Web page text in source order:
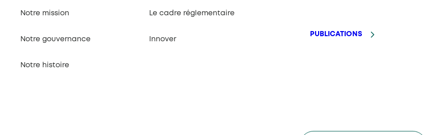
Notre mission
Notre gouvernance
Notre histoire
Le cadre réglementaire
Innover
PUBLICATIONS